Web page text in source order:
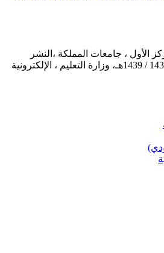
الأول ، جامعات المملكة ،النشر
الإعلامي،العام الدراسي، 1438 / 1439هـ، وزارة التعليم ، الإلكترونية